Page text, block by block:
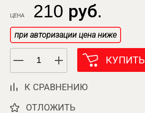
ЦЕНА 210 руб.
при авторизации цена ниже
КУПИТЬ
К СРАВНЕНИЮ
ОТЛОЖИТЬ